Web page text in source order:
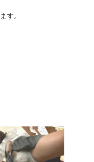
す。